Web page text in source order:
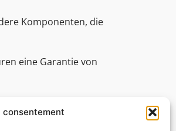
consentement
Komponenten, die
eine Garantie von
technische Assistenz